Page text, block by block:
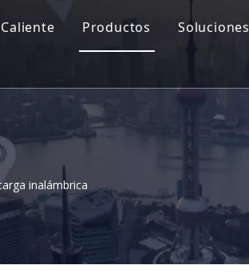
Caliente Productos Soluciones
inalámbrica